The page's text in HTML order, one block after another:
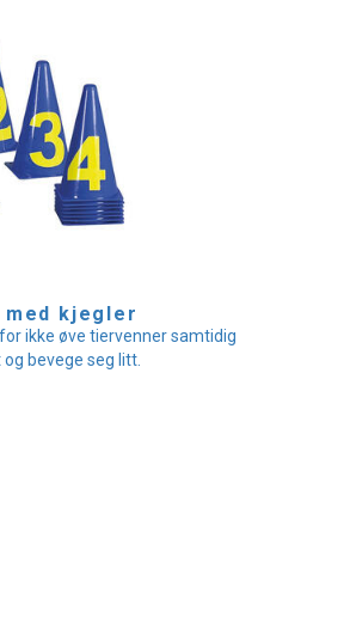
kjegler
ikke øve tiervenner samtidig
bevege seg litt.